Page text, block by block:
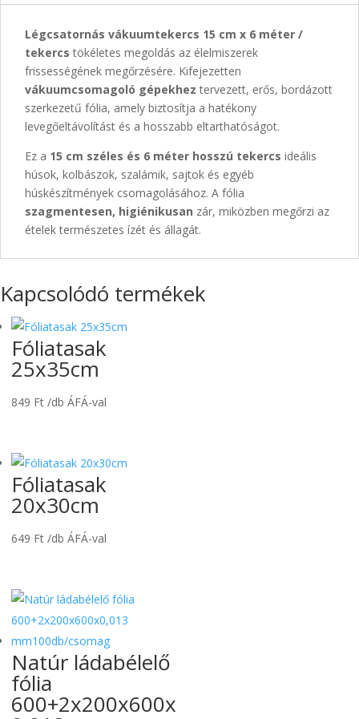
Légcsatornás vákuumtekercs 15 cm x 6 méter /
tekercs tökéletes megoldás az élelmiszerek
frissességének megőrzésére. Kifejezetten
vákuumcsomagoló gépekhez tervezett, erős, bordázott
szerkezetű fólia, amely biztosítja a hatékony
levegőeltávolítást és a hosszabb eltarthatóságot.
Ez a 15 cm széles és 6 méter hosszú tekercs ideális
húsok, kolbászok, szalámik, sajtok és egyéb
húskészítmények csomagolásához. A fólia
szagmentesen, higiénikusan zár, miközben megőrzi az
ételek természetes ízét és állagát.
Kapcsolódó termékek
Fóliatasak
25x35cm
849 Ft /db ÁFÁ-val
Fóliatasak
20x30cm
649 Ft /db ÁFÁ-val
Natúr ládabélelő
fólia
600+2x200x600x